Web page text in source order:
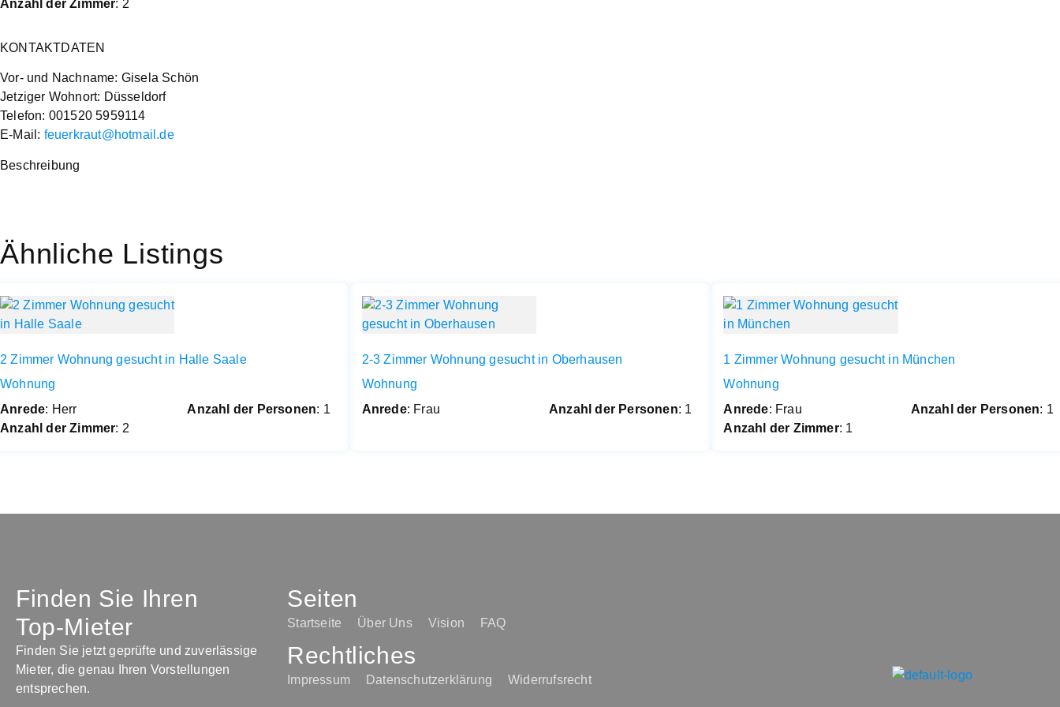
Anzahl der Zimmer: 2
KONTAKTDATEN
Vor- und Nachname: Gisela Schön
Jetziger Wohnort: Düsseldorf
Telefon: 001520 5959114
E-Mail: feuerkraut@hotmail.de
Beschreibung
Ähnliche Listings
2 Zimmer Wohnung gesucht in Halle Saale
Wohnung
Anrede: Herr Anzahl der Personen: 1
Anzahl der Zimmer: 2
2-3 Zimmer Wohnung gesucht in Oberhausen
Wohnung
Anrede: Frau Anzahl der Personen: 1
1 Zimmer Wohnung gesucht in München
Wohnung
Anrede: Frau Anzahl der Personen: 1
Anzahl der Zimmer: 1
Finden Sie Ihren
Top-Mieter
Finden Sie jetzt geprüfte und zuverlässige
Mieter, die genau Ihren Vorstellungen
entsprechen.
Seiten
Startseite Über Uns Vision FAQ
Rechtliches
Impressum Datenschutzerklärung Widerrufsrecht